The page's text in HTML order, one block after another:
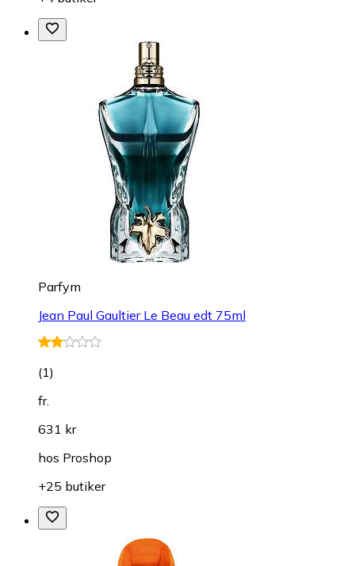
Parfym
Jean Paul Gaultier Le Beau edt 75ml
(1)
fr.
631 kr
hos Proshop
+25 butiker